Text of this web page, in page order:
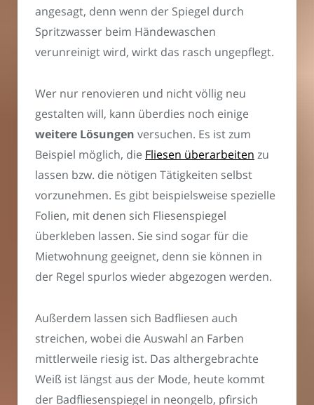
angesagt, denn wenn der Spiegel durch
Spritzwasser beim Händewaschen
verunreinigt wird, wirkt das rasch ungepflegt.
Wer nur renovieren und nicht völlig neu
gestalten will, kann überdies noch einige
weitere Lösungen versuchen. Es ist zum
Beispiel möglich, die Fliesen überarbeiten zu
lassen bzw. die nötigen Tätigkeiten selbst
vorzunehmen. Es gibt beispielsweise spezielle
Folien, mit denen sich Fliesenspiegel
überkleben lassen. Sie sind sogar für die
Mietwohnung geeignet, denn sie können in
der Regel spurlos wieder abgezogen werden.
Außerdem lassen sich Badfliesen auch
streichen, wobei die Auswahl an Farben
mittlerweile riesig ist. Das althergebrachte
Weiß ist längst aus der Mode, heute kommt
der Badfliesenspiegel in neongelb, pfirsich